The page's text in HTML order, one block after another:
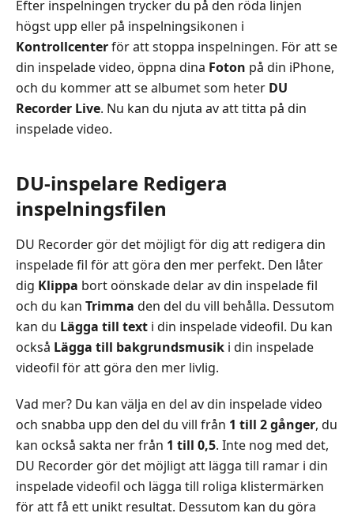
Efter inspelningen trycker du på den röda linjen
högst upp eller på inspelningsikonen i
Kontrollcenterför att stoppa inspelningen. För att se
din inspelade video, öppna dina Foton på din iPhone,
och du kommer att se albumet som heter DU
Recorder Live. Nu kan du njuta av att titta på din
inspelade video.
DU-inspelare Redigera
inspelningsfilen
DU Recorder gör det möjligt för dig att redigera din
inspelade fil för att göra den mer perfekt. Den låter
dig Klippa bort oönskade delar av din inspelade fil
och du kan Trimma den del du vill behålla. Dessutom
kan du Lägga till text i din inspelade videofil. Du kan
också Lägga till bakgrundsmusik i din inspelade
videofil för att göra den mer livlig.
Vad mer? Du kan välja en del av din inspelade video
och snabba upp den del du vill från 1 till 2 gånger, du
kan också sakta ner från 1 till 0,5. Inte nog med det,
DU Recorder gör det möjligt att lägga till ramar i din
inspelade videofil och lägga till roliga klistermärken
för att få ett unikt resultat. Dessutom kan du göra